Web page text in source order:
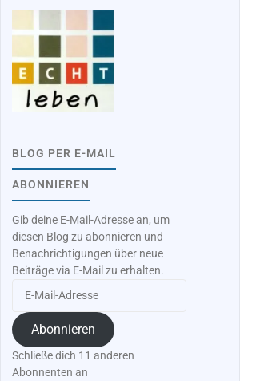
BLOG PER E-MAIL
ABONNIEREN
Gib deine E-Mail-Adresse an, um
diesen Blog zu abonnieren und
Benachrichtigungen über neue
Beiträge via E-Mail zu erhalten.
Mail-
Adresse
Abonnieren
Schließe dich 11 anderen
Abonnenten an